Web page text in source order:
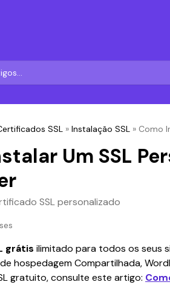
SSL » Instalação SSL » Como
Um SSL
SSL personalizado
grátis ilimitado para todos os seus
hospedagem Compartilhada,
gratuito, consulte este artigo: